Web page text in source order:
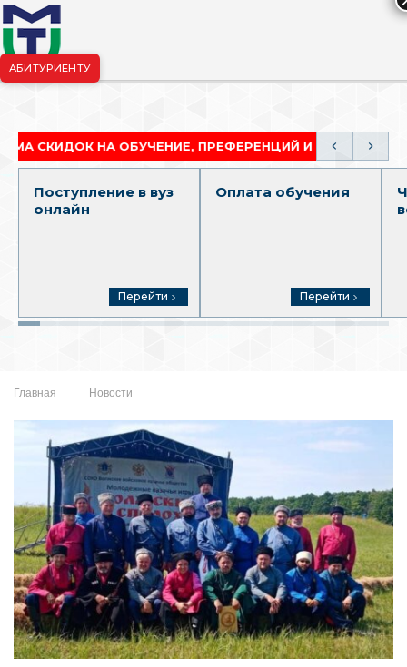
АБИТУРИЕНТУ
НА ОБУЧЕНИЕ, ПРЕФЕРЕНЦИЙ И ГРАНТОВ
Поступление в вуз
онлайн
Перейти
Оплата обучения
Перейти
Главная Новости